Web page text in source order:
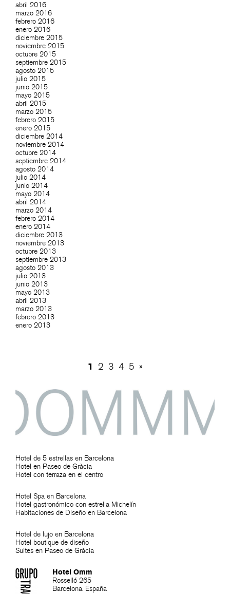
abril 2016
marzo 2016
febrero 2016
enero 2016
diciembre 2015
noviembre 2015
octubre 2015
septiembre 2015
agosto 2015
julio 2015
junio 2015
mayo 2015
abril 2015
marzo 2015
febrero 2015
enero 2015
diciembre 2014
noviembre 2014
octubre 2014
septiembre 2014
agosto 2014
julio 2014
junio 2014
mayo 2014
abril 2014
marzo 2014
febrero 2014
enero 2014
diciembre 2013
noviembre 2013
octubre 2013
septiembre 2013
agosto 2013
julio 2013
junio 2013
mayo 2013
abril 2013
marzo 2013
febrero 2013
enero 2013
1 2 3 4 5 »
Hotel de 5 estrellas en Barcelona
Hotel en Paseo de Gràcia
Hotel con terraza en el centro
Hotel Spa en Barcelona
Hotel gastronómico con estrella Michelín
Habitaciones de Diseño en Barcelona
Hotel de lujo en Barcelona
Hotel boutique de diseño
Suites en Paseo de Gràcia
Hotel Omm
Rosselló 265
Barcelona. España